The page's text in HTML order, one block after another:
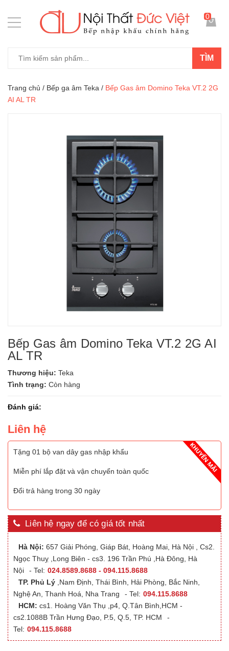
TÌM
0
Trang chủ / Bếp ga âm Teka / Bếp Gas âm Domino Teka VT.2 2G
AI AL TR
Bếp Gas âm Domino Teka VT.2 2G AI
AL TR
Thương hiệu: Teka
Tình trạng: Còn hàng
Đánh giá:
Liên hệ
Tặng 01 bộ van dây gas nhập khẩu
Miễn phí lắp đặt và vận chuyển toàn quốc
Đổi trả hàng trong 30 ngày
Liên hệ ngay để có giá tốt nhất
Hà Nội: 657 Giải Phóng, Giáp Bát, Hoàng Mai, Hà Nội , Cs2.
Ngọc Thuỵ ,Long Biên - cs3. 196 Trần Phú ,Hà Đông, Hà
Nội
- Tel: 024.8589.8688 - 094.115.8688
TP. Phủ Lý ,Nam Định, Thái Bình, Hải Phòng, Bắc Ninh,
Nghệ An, Thanh Hoá, Nha Trang
- Tel: 094.115.8688
HCM: cs1. Hoàng Văn Thụ ,p4, Q.Tân Bình,HCM -
cs2.1088B Trần Hưng Đạo, P.5, Q.5, TP. HCM
-
Tel: 094.115.8688